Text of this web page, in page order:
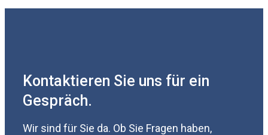
Kontaktieren Sie uns für ein
Gespräch.
Wir sind für Sie da. Ob Sie Fragen haben,